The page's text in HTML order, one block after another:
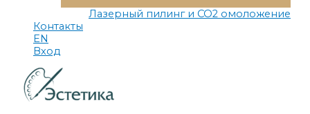
Меню
Лазерный пилинг и СО2 омоложение
Контакты
EN
Вход